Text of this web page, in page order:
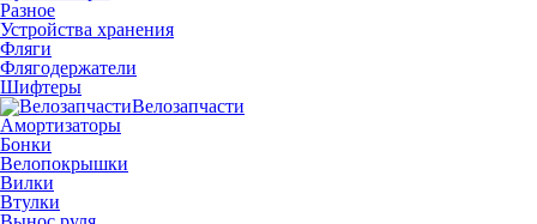
Разное
Устройства хранения
Фляги
Флягодержатели
Шифтеры
Велозапчасти
Амортизаторы
Бонки
Велопокрышки
Вилки
Втулки